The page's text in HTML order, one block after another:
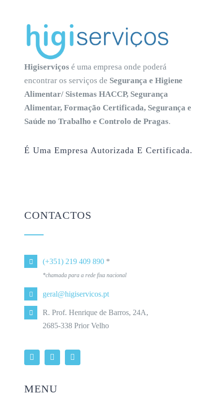
Higiserviços é uma empresa onde poderá
encontrar os serviços de Segurança e Higiene
Alimentar/ Sistemas HACCP, Segurança
Alimentar, Formação Certificada, Segurança e
Saúde no Trabalho e Controlo de Pragas.
É Uma Empresa Autorizada E Certificada.
CONTACTOS
(+351) 219 409 890 *
*chamada para a rede fixa nacional
geral@higiservicos.pt
R. Prof. Henrique de Barros, 24A,
2685-338 Prior Velho
MENU